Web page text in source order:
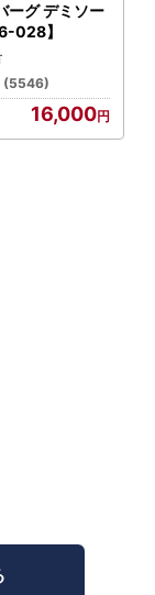
ーグ デミソー
028】
(5546)
16,000